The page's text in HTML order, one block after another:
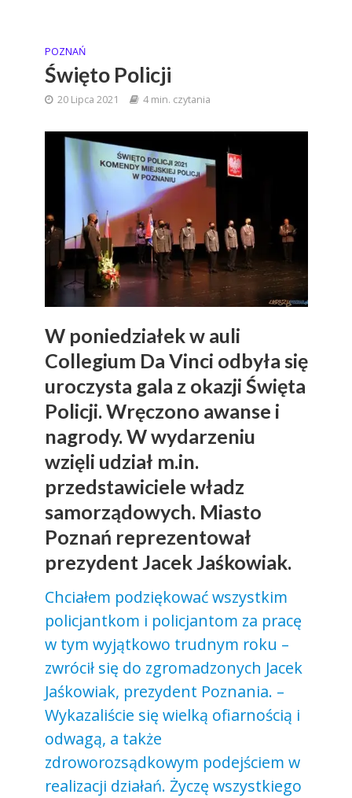
POZNAŃ
Święto Policji
20 Lipca 2021 4 min. czytania
W poniedziałek w auli
Collegium Da Vinci odbyła się
uroczysta gala z okazji Święta
Policji. Wręczono awanse i
nagrody. W wydarzeniu
wzięli udział m.in.
przedstawiciele władz
samorządowych. Miasto
Poznań reprezentował
prezydent Jacek Jaśkowiak.
Chciałem podziękować wszystkim
policjantkom i policjantom za pracę
w tym wyjątkowo trudnym roku –
zwrócił się do zgromadzonych Jacek
Jaśkowiak, prezydent Poznania. –
Wykazaliście się wielką ofiarnością i
odwagą, a także
zdroworozsądkowym podejściem w
realizacji działań. Życzę wszystkiego